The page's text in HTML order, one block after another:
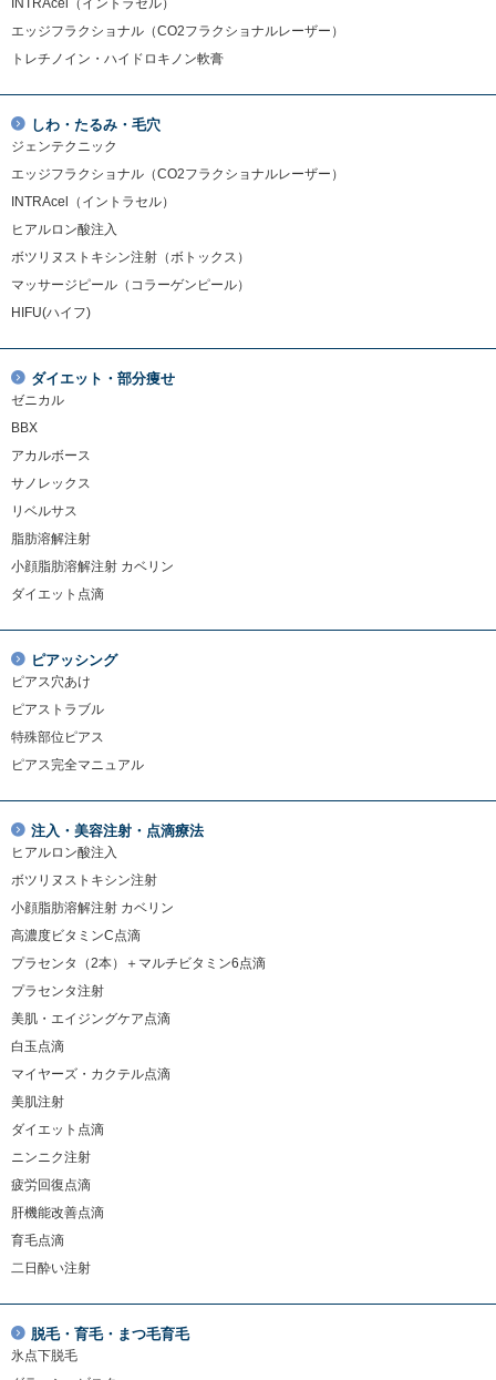
INTRAcel（イントラセル）
エッジフラクショナル（CO2フラクショナルレーザー）
トレチノイン・ハイドロキノン軟膏
しわ・たるみ・毛穴
ジェンテクニック
エッジフラクショナル（CO2フラクショナルレーザー）
INTRAcel（イントラセル）
ヒアルロン酸注入
ボツリヌストキシン注射（ボトックス）
マッサージピール（コラーゲンピール）
HIFU(ハイフ)
ダイエット・部分痩せ
ゼニカル
BBX
アカルボース
サノレックス
リベルサス
脂肪溶解注射
小顔脂肪溶解注射 カベリン
ダイエット点滴
ピアッシング
ピアス穴あけ
ピアストラブル
特殊部位ピアス
ピアス完全マニュアル
注入・美容注射・点滴療法
ヒアルロン酸注入
ボツリヌストキシン注射
小顔脂肪溶解注射 カベリン
高濃度ビタミンC点滴
プラセンタ（2本）＋マルチビタミン6点滴
プラセンタ注射
美肌・エイジングケア点滴
白玉点滴
マイヤーズ・カクテル点滴
美肌注射
ダイエット点滴
ニンニク注射
疲労回復点滴
肝機能改善点滴
育毛点滴
二日酔い注射
脱毛・育毛・まつ毛育毛
氷点下脱毛